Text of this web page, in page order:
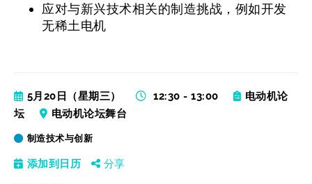
应对与新兴技术相关的制造挑战，例如开发
无稀土电机
5月20日（星期三） 12:30 - 13:00
电动机论
坛
电动机论坛舞台
制造技术与创新
添加到日历 分享